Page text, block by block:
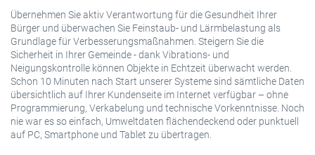
Übernehmen Sie aktiv Verantwortung für die Gesundheit Ihrer
Bürger und überwachen Sie Feinstaub- und Lärmbelastung als
Grundlage für Verbesserungsmaßnahmen. Steigern Sie die
Sicherheit in Ihrer Gemeinde - dank Vibrations- und
Neigungskontrolle können Objekte in Echtzeit überwacht werden.
Schon 10 Minuten nach Start unserer Systeme sind sämtliche Daten
übersichtlich auf Ihrer Kundenseite im Internet verfügbar – ohne
Programmierung, Verkabelung und technische Vorkenntnisse. Noch
nie war es so einfach, Umweltdaten flächendeckend oder punktuell
auf PC, Smartphone und Tablet zu übertragen.